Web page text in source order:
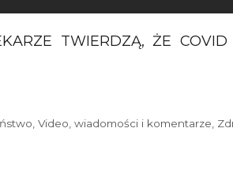
TWIERDZĄ, ŻE
,Video ,wiadomości i komentarze